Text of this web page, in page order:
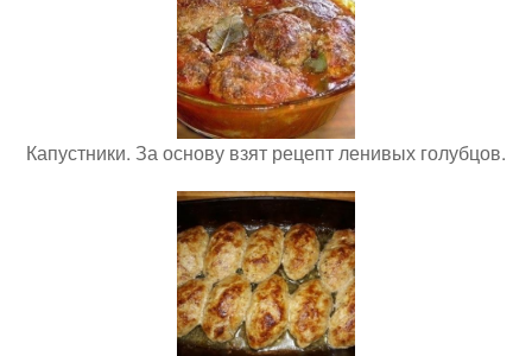
Капустники. За основу взят рецепт ленивых голубцов.